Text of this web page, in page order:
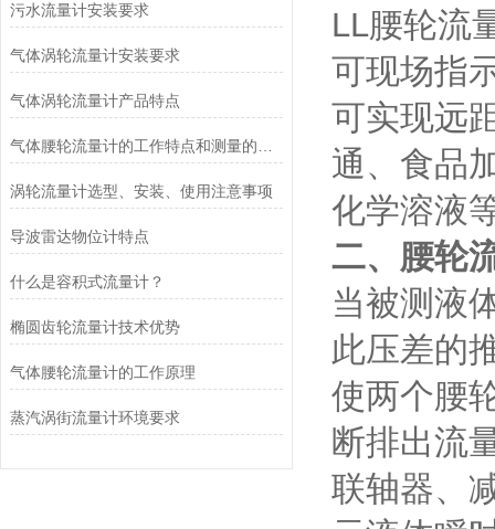
污水流量计安装要求
气体涡轮流量计安装要求
气体涡轮流量计产品特点
涡轮流量计选型、安装、使用注意事项
导波雷达物位计特点
什么是容积式流量计？
椭圆齿轮流量计技术优势
气体腰轮流量计的工作原理
蒸汽涡街流量计环境要求
LL腰轮流
可现场指
可实现远
通、食品
化学溶液
二、腰轮
当被测液
此压差的
使两个腰
断排出流
联轴器、